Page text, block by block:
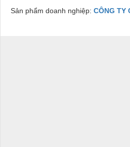
Sản phẩm doanh nghiệp: CÔNG TY